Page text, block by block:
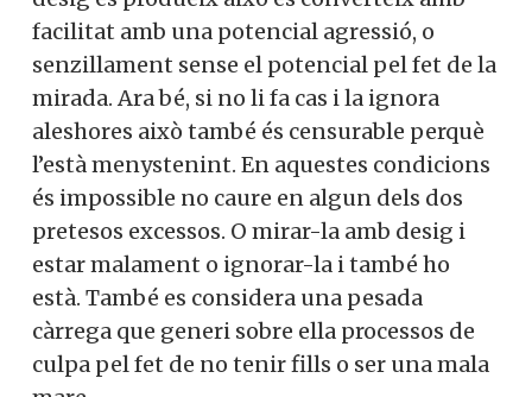
facilitat amb una potencial agressió, o
senzillament sense el potencial pel fet de la
mirada. Ara bé, si no li fa cas i la ignora
aleshores això també és censurable perquè
l’està menystenint. En aquestes condicions
és impossible no caure en algun dels dos
pretesos excessos. O mirar-la amb desig i
estar malament o ignorar-la i també ho
està. També es considera una pesada
càrrega que generi sobre ella processos de
culpa pel fet de no tenir fills o ser una mala